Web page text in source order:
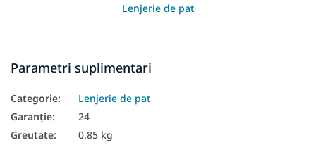
Lenjerie de pat
Parametri suplimentari
Categorie:
Lenjerie de pat
Garanţie:
24
Greutate: 0.85 kg